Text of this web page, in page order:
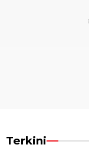
Terkini